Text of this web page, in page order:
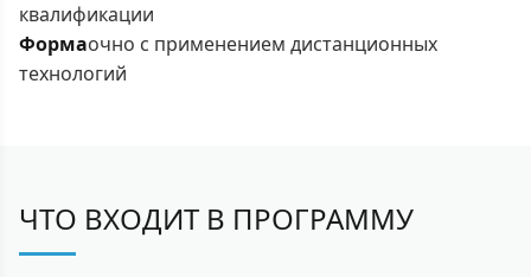
квалификации
Формаочно с применением дистанционных
технологий
ЧТО ВХОДИТ В ПРОГРАММУ